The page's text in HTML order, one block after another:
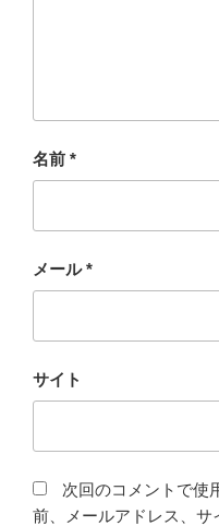
名前 *
メール*
サイト
次回のコメントで使
前、メールアドレス、サ